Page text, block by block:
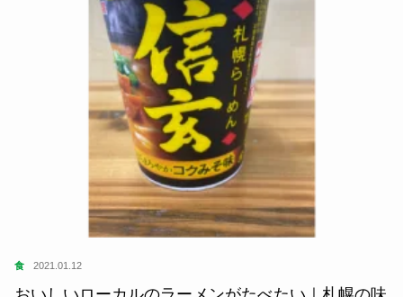
食 2021.01.12